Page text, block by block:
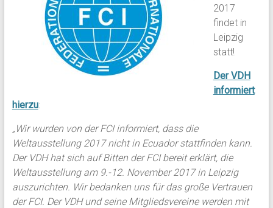
2017
findet in
Leipzig
statt!
Der VDH
informiert
hierzu:
„Wir wurden von der FCI informiert, dass die
Weltausstellung 2017 nicht in Ecuador stattfinden kann.
Der VDH hat sich auf Bitten der FCI bereit erklärt, die
Weltausstellung am 9.-12. November 2017 in Leipzig
auszurichten. Wir bedanken uns für das große Vertrauen
der FCI. Der VDH und seine Mitgliedsvereine werden mit